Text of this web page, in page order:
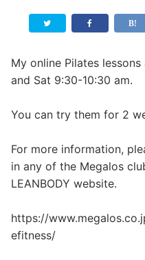
My online Pilates
and Sat 9:30-10:30 am.
You can try them for 2
For more information,
in any of the Megalos
LEANBODY website.
https://
efitness/